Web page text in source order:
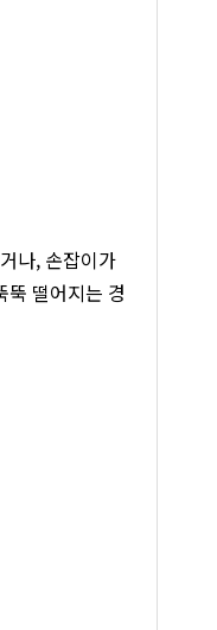
나, 손잡이가
뚝 떨어지는 경